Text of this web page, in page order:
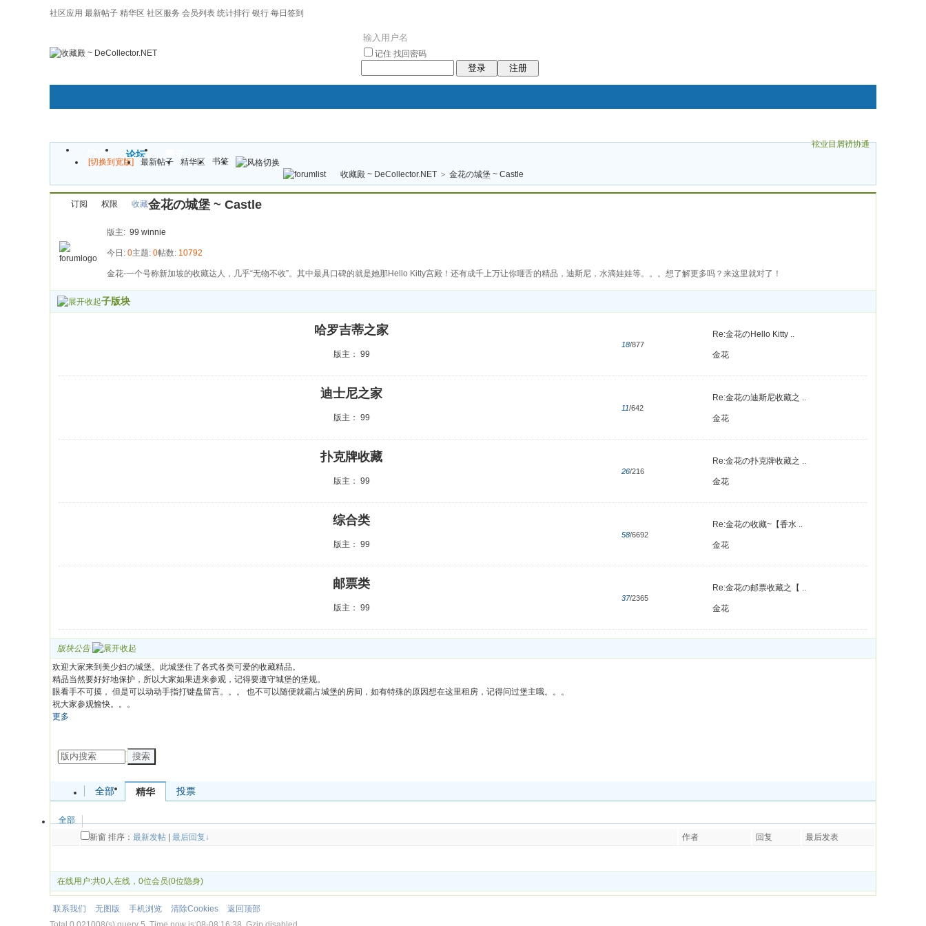
社区应用 最新帖子 精华区 社区服务 会员列表 统计排行 银行 每日签到
记住 找回密码
登录 注册
袨业目屑袇协通
门户 论坛
褔
袠袠袥眩褦
[切换到宽版] 最新帖子 精华区
书签
收藏殿 ~ DeCollector.NET > 金花の城堡 ~ Castle
订阅 权限 金花の城堡 ~ Castle
收藏
版主: 99 winnie
今日: 0主题: 0帖数: 10792
金花-一个号称新加坡的收藏达人，几乎“无物不收”。其中最具口碑的就是她那Hello Kitty宫殿！还有成千上万让你咂舌的精品，迪斯尼，水滴娃娃等。。。想了解更多吗？来这里就对了！
子版块
哈罗吉蒂之家
版主： 99
18/877
Re:金花のHello Kitty ..
金花
迪士尼之家
版主： 99
11/642
Re:金花の迪斯尼收藏之 ..
金花
扑克牌收藏
版主： 99
26/216
Re:金花の扑克牌收藏之 ..
金花
综合类
版主： 99
58/6692
Re:金花の收藏~【香水 ..
金花
邮票类
版主： 99
37/2365
Re:金花の邮票收藏之【 ..
金花
版块公告
欢迎大家来到美少妇の城堡。此城堡住了各式各类可爱的收藏精品。
精品当然要好好地保护，所以大家如果进来参观，记得要遵守城堡的堡规。
眼看手不可摸， 但是可以动动手指打键盘留言。。。 也不可以随便就霸占城堡的房间，如有特殊的原因想在这里租房，记得问过堡主哦。。。
祝大家参观愉快。。。
更多
搜索
全部 精华 投票
全部
新窗 排序： 最新发帖 最后回复↓ 作者 回复 最后发表
在线用户:共0人在线，0位会员(0位隐身)
联系我们 无图版 手机浏览 清除Cookies
返回顶部